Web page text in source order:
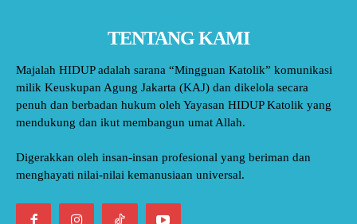
TENTANG KAMI
Majalah HIDUP adalah sarana “Mingguan Katolik” komunikasi
milik Keuskupan Agung Jakarta (KAJ) dan dikelola secara
penuh dan berbadan hukum oleh Yayasan HIDUP Katolik yang
mendukung dan ikut membangun umat Allah.
Digerakkan oleh insan-insan profesional yang beriman dan
menghayati nilai-nilai kemanusiaan universal.